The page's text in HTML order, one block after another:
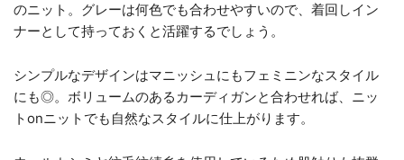
のニット。グレーは何色でも合わせやすいので、着回しイン
ナーとして持っておくと活躍するでしょう。
シンプルなデザインはマニッシュにもフェミニンなスタイル
にも◎。ボリュームのあるカーディガンと合わせれば、ニッ
トonニットでも自然なスタイルに仕上がります。